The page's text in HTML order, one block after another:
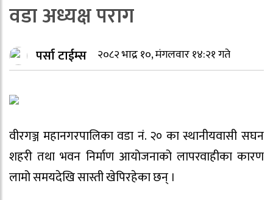
वडा अध्यक्ष पराग
पर्सा टाईम्स २०८२ भाद्र १०, मंगलवार १४:२१ गते
वीरगञ्ज महानगरपालिका वडा नं. २० का स्थानीयवासी सघन
शहरी तथा भवन निर्माण आयोजनाको लापरवाहीका कारण
लामो समयदेखि सास्ती खेपिरहेका छन् ।